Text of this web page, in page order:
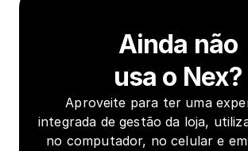
Ainda não
usa o Nex?
Aproveite para ter uma
integrada de gestão da loja,
no computador, no celular e